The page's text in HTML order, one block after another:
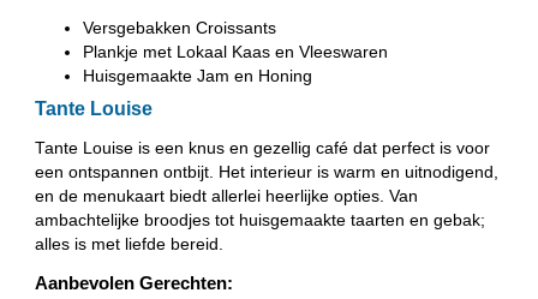
Versgebakken Croissants
Plankje met Lokaal Kaas en Vleeswaren
Huisgemaakte Jam en Honing
Tante Louise
Tante Louise is een knus en gezellig café dat perfect is voor
een ontspannen ontbijt. Het interieur is warm en uitnodigend,
en de menukaart biedt allerlei heerlijke opties. Van
ambachtelijke broodjes tot huisgemaakte taarten en gebak;
alles is met liefde bereid.
Aanbevolen Gerechten: